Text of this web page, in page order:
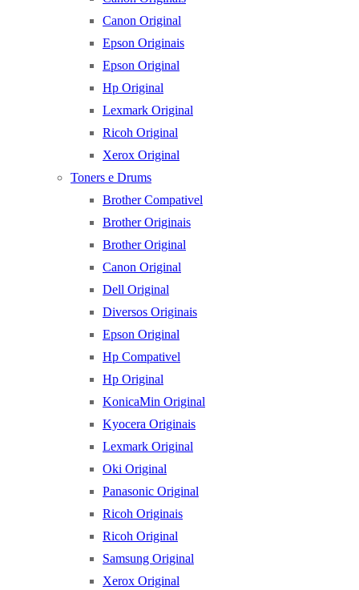
Canon Original
Epson Originais
Epson Original
Hp Original
Lexmark Original
Ricoh Original
Xerox Original
Toners e Drums
Brother Compativel
Brother Originais
Brother Original
Canon Original
Dell Original
Diversos Originais
Epson Original
Hp Compativel
Hp Original
KonicaMin Original
Kyocera Originais
Lexmark Original
Oki Original
Panasonic Original
Ricoh Originais
Ricoh Original
Samsung Original
Xerox Original